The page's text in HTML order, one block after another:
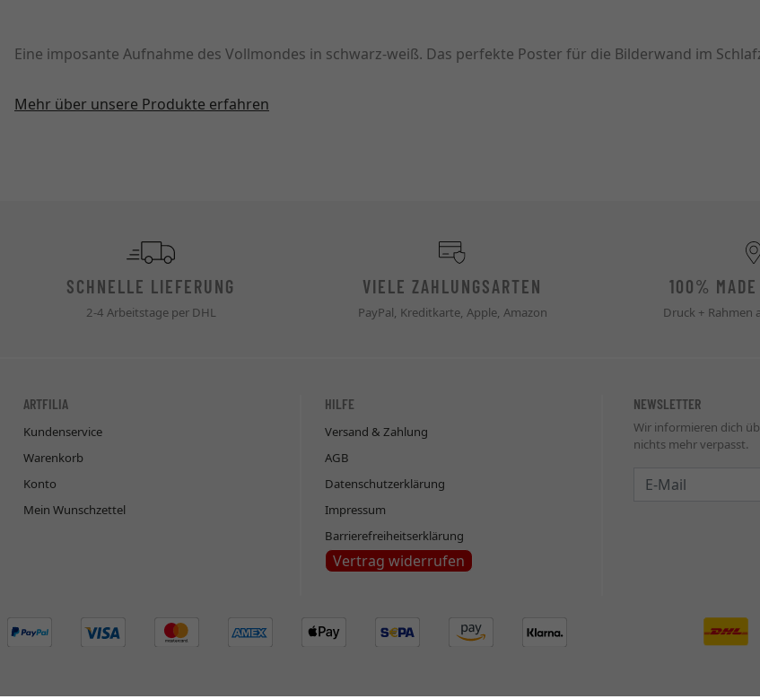
Eine imposante Aufnahme des Vollmondes in schwarz-weiß. Das perfekte Poster für die Bilderwand im
Mehr über unsere Produkte erfahren
SCHNELLE LIEFERUNG
2-4 Arbeitstage per DHL
VIELE ZAHLUNGSARTEN
PayPal, Kreditkarte, Apple, Amazon
100%
Druck + Rahmen
ARTFILIA
Kundenservice
Warenkorb
Konto
Mein Wunschzettel
HILFE
Versand & Zahlung
AGB
Datenschutzerklärung
Impressum
Barrierefreiheitserklärung
Vertrag widerrufen
NEWSLETTER
Wir informieren dich
nichts mehr verpasst.